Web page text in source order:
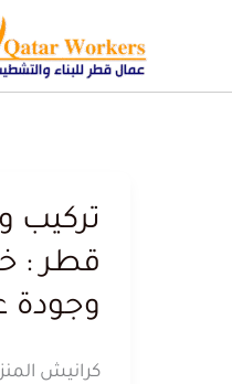
تركيب
قطر :
وجودة
كرانيش